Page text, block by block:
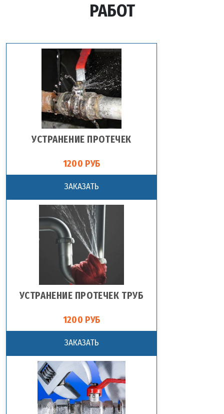
РАБОТ
УСТРАНЕНИЕ ПРОТЕЧЕК
1200 РУБ
ЗАКАЗАТЬ
УСТРАНЕНИЕ ПРОТЕЧЕК ТРУБ
1200 РУБ
ЗАКАЗАТЬ